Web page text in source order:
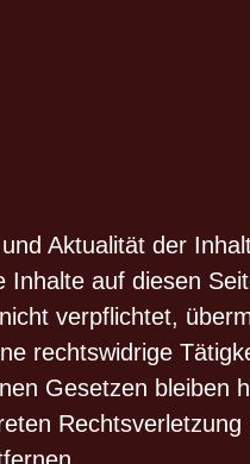
Aktualität der
auf diesen
verpflichtet,
rechtswidrige
Gesetzen bleiben
Rechtsverletzung